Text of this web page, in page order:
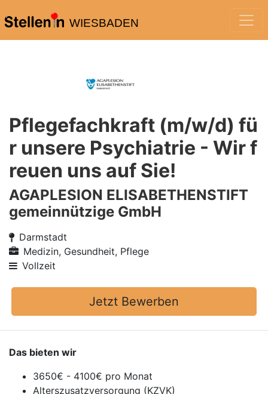
WIESBADEN
Pflegefachkraft (m/w/d) fü
r unsere Psychiatrie - Wir f
reuen uns auf Sie!
AGAPLESION ELISABETHENSTIFT
gemeinnützige GmbH
Darmstadt
Medizin, Gesundheit, Pflege
Vollzeit
Jetzt Bewerben
Das bieten wir
3650€ - 4100€ pro Monat
Alterszusatzversorgung (KZVK)